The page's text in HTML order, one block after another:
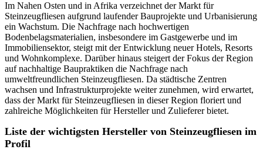
Im Nahen Osten und in Afrika verzeichnet der Markt für
Steinzeugfliesen aufgrund laufender Bauprojekte und Urbanisierung
ein Wachstum. Die Nachfrage nach hochwertigen
Bodenbelagsmaterialien, insbesondere im Gastgewerbe und im
Immobiliensektor, steigt mit der Entwicklung neuer Hotels, Resorts
und Wohnkomplexe. Darüber hinaus steigert der Fokus der Region
auf nachhaltige Baupraktiken die Nachfrage nach
umweltfreundlichen Steinzeugfliesen. Da städtische Zentren
wachsen und Infrastrukturprojekte weiter zunehmen, wird erwartet,
dass der Markt für Steinzeugfliesen in dieser Region floriert und
zahlreiche Möglichkeiten für Hersteller und Zulieferer bietet.
Liste der wichtigsten Hersteller von Steinzeugfliesen im
Profil